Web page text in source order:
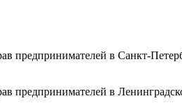
предпринимателей в Санкт-
предпринимателей в